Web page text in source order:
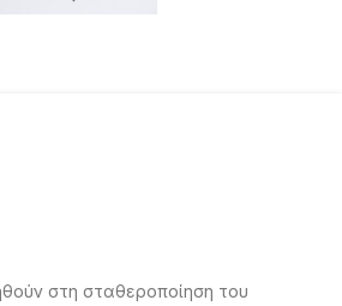
στη σταθεροποίηση του